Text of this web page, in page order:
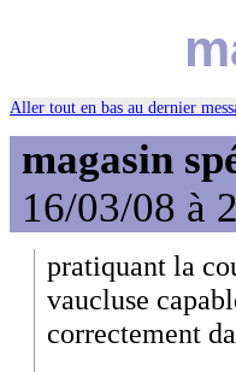
Aller tout en bas au dernier
magasin
16/03/08 à
pratiquant la
vaucluse
correctement